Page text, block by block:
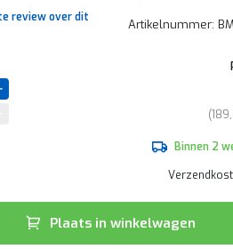
review over dit
Artikelnummer
Binnen 2
Plaats in winkelwagen